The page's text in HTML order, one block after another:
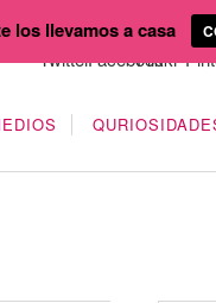
los llevamos a casa